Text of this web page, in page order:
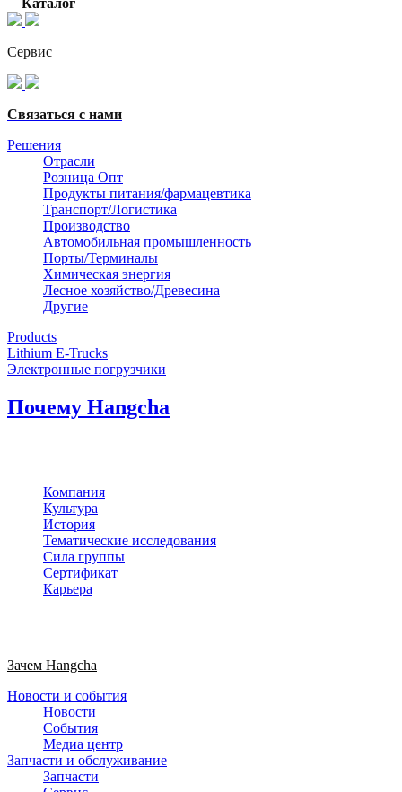
Каталог
Сервис
Связаться с нами
Решения
Отрасли
Розница Опт
Продукты питания/фармацевтика
Транспорт/Логистика
Производство
Автомобильная промышленность
Порты/Терминалы
Химическая энергия
Лесное хозяйство/Древесина
Другие
Products
Lithium E-Trucks
Электронные погрузчики
Почему Hangcha
Компания
Культура
История
Тематические исследования
Сила группы
Сертификат
Карьера
Зачем Hangcha
Новости и события
Новости
События
Медиа центр
Запчасти и обслуживание
Запчасти